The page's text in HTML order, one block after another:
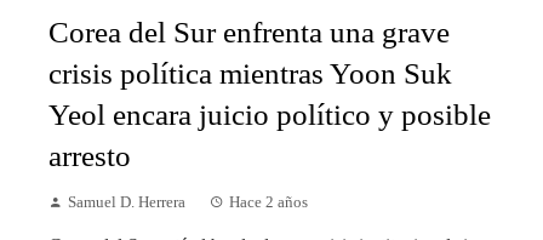
Corea del Sur enfrenta una grave
crisis política mientras Yoon Suk
Yeol encara juicio político y posible
arresto
Samuel D. Herrera Hace 2 años